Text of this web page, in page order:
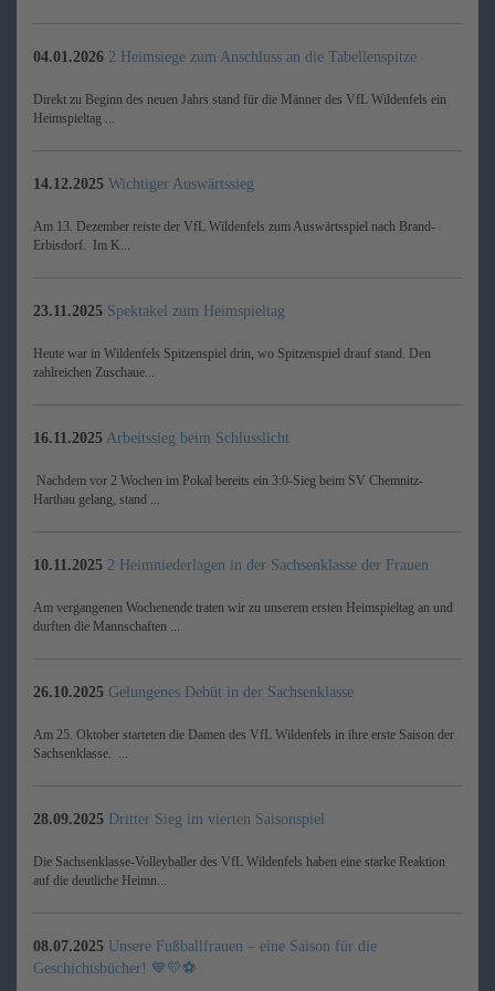
04.01.2026 2 Heimsiege zum Anschluss an die Tabellenspitze
Direkt zu Beginn des neuen Jahrs stand für die Männer des VfL Wildenfels ein
Heimspieltag ...
14.12.2025 Wichtiger Auswärtssieg
Am 13. Dezember reiste der VfL Wildenfels zum Auswärtsspiel nach Brand-
Erbisdorf. Im K...
23.11.2025 Spektakel zum Heimspieltag
Heute war in Wildenfels Spitzenspiel drin, wo Spitzenspiel drauf stand. Den
zahlreichen Zuschaue...
16.11.2025 Arbeitssieg beim Schlusslicht
Nachdem vor 2 Wochen im Pokal bereits ein 3:0-Sieg beim SV Chemnitz-
Harthau gelang, stand ...
10.11.2025 2 Heimniederlagen in der Sachsenklasse der Frauen
Am vergangenen Wochenende traten wir zu unserem ersten Heimspieltag an und
durften die Mannschaften ...
26.10.2025 Gelungenes Debüt in der Sachsenklasse
Am 25. Oktober starteten die Damen des VfL Wildenfels in ihre erste Saison der
Sachsenklasse. ...
28.09.2025 Dritter Sieg im vierten Saisonspiel
Die Sachsenklasse-Volleyballer des VfL Wildenfels haben eine starke Reaktion
auf die deutliche Heimn...
08.07.2025 Unsere Fußballfrauen – eine Saison für die
Geschichtsbücher! 💙💛⚽